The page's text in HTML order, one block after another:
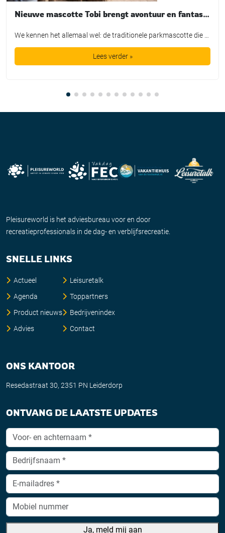
Nieuwe mascotte Tobi brengt avontuur en fantasie tot leven bij TopParken
We kennen het allemaal wel: de traditionele parkmascotte die plichtsgetrouw een rondje loopt, high-fives uitdeelt en poseert voor de foto. Leuk voor het fotoboek, maar is het in de huidige recreatiemarkt nog genoeg? TopParken laat met de lancering van hun nieuwe karakter ‘Tobi’ zien dat een mascotte allang geen los marketingtooltje meer is. Het is […]
Lees verder »
Pleisureworld is het adviesbureau voor en door
recreatieprofessionals in de dag- en verblijfsrecreatie.
SNELLE LINKS
Actueel
Agenda
Product nieuws
Advies
Leisuretalk
Toppartners
Bedrijvenindex
Contact
ONS KANTOOR
Resedastraat 30, 2351 PN Leiderdorp
ONTVANG DE LAATSTE UPDATES
Ja, meld mij aan